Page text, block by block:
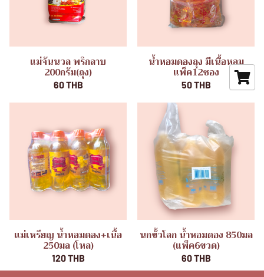
แม่จันนวล พริกลาบ
200กรัม(ถุง)
60 THB
น้ำหอมดองถุง มีเนื้อหอม
แพ็ค12ซอง
50 THB
แม่เหรียญ น้ำหอมดอง+เนื้อ
250มล (โหล)
120 THB
นกขั้วโลก น้ำหอมดอง 850มล
(แพ็ค6ขวด)
60 THB